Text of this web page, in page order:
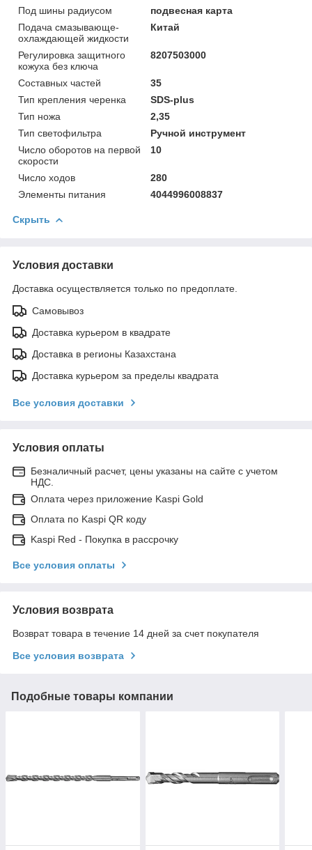
Под шины радиусом
подвесная карта
Подача смазывающе-
охлаждающей жидкости
Китай
Регулировка защитного
кожуха без ключа
8207503000
Составных частей
35
Тип крепления черенка
SDS-plus
Тип ножа
2,35
Тип светофильтра
Ручной инструмент
Число оборотов на первой
скорости
10
Число ходов
280
Элементы питания
4044996008837
Скрыть
Условия доставки
Доставка осуществляется только по предоплате.
Самовывоз
Доставка курьером в квадрате
Доставка в регионы Казахстана
Доставка курьером за пределы квадрата
Все условия доставки
Условия оплаты
Безналичный расчет, цены указаны на сайте с учетом
НДС.
Оплата через приложение Kaspi Gold
Оплата по Kaspi QR коду
Kaspi Red - Покупка в рассрочку
Все условия оплаты
Условия возврата
Возврат товара в течение 14 дней за счет покупателя
Все условия возврата
Подобные товары компании